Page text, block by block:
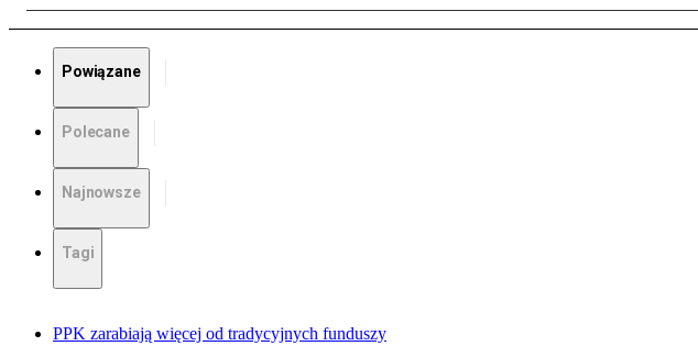
Powiązane
Polecane
Najnowsze
Tagi
PPK zarabiają więcej od tradycyjnych funduszy